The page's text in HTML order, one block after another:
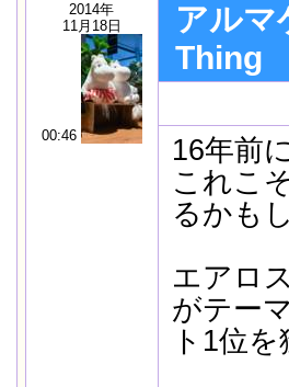
2014年
11月18日
00:46
アル
Thing
16年前
これこ
るかも
エアロ
がテー
ト1位を